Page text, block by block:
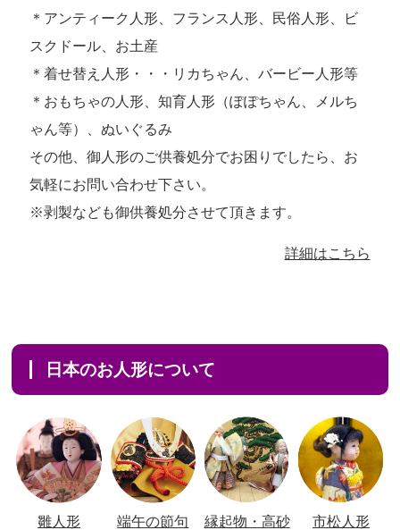
＊アンティーク人形、フランス人形、民俗人形、ビ
スクドール、お土産
＊着せ替え人形・・・リカちゃん、バービー人形等
＊おもちゃの人形、知育人形（ぽぽちゃん、メルち
ゃん等）、ぬいぐるみ
その他、御人形のご供養処分でお困りでしたら、お
気軽にお問い合わせ下さい。
※剥製なども御供養処分させて頂きます。
詳細はこちら
日本のお人形について
雛人形 端午の節句
縁起物・高砂
市松人形